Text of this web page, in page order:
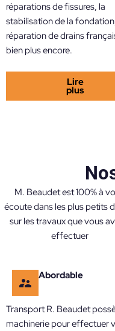
réparations de fissures, la
stabilisation de la
réparation de drains
bien plus encore.
Lire
plus
M. Beaudet est 100% à
écoute dans les plus petits
sur les travaux que vous
effectuer
Abordable
Transport R. Beaudet
machinerie pour effectuer